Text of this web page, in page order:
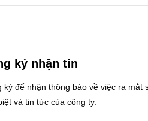
ký nhận tin
ký để nhận thông báo về việc ra mắt
và tin tức của công ty.